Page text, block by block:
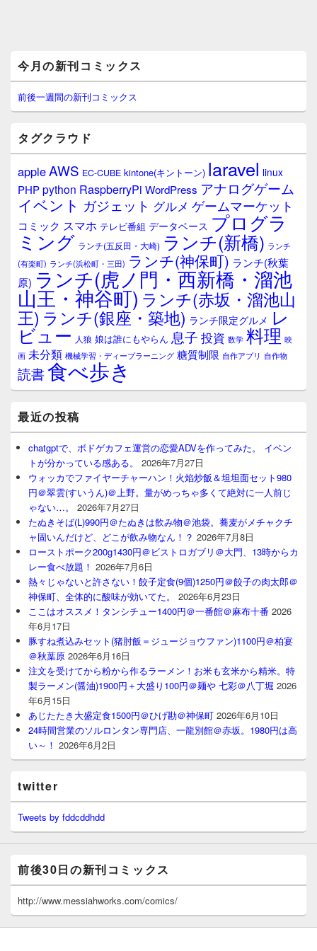
イ
ン
サ
イ
ウ
ィ
ジ
ェ
ア
今月の新刊コミックス
前後一週間の新刊コミックス
タグクラウド
appleAWS EC-CUBE kintone(キントーン) laravel linux
PHPpython RaspberryPi WordPress アナログゲーム
イベント ガジェット グルメ ゲームマーケット
コミック スマホ テレビ番組 データベース プログラ
ミング ランチ(五反田・大崎) ランチ(新橋) ランチ
(有楽町) ランチ(浜松町・三田) ランチ(神保町) ランチ(秋葉
原) ランチ(虎ノ門・西新橋・溜池
山王・神谷町) ランチ(赤坂・溜池山
王) ランチ(銀座・築地) ランチ限定グルメ レ
ビュー 人狼 娘は誰にもやらん 息子 投資 数学 料理 映
画 未分類 機械学習・ディープラーニング 糖質制限 自作アプリ 自作物
読書食べ歩き
最近の投稿
chatgptで、ボドゲカフェ運営の恋愛ADVを作ってみた。 イベン
トが分かっている感ある。
2026年7月27日
ウォッカでファイヤーチャーハン！火焰炒飯＆坦坦面セット980
円＠翠雲(すいうん)＠上野。量がめっちゃ多くて絶対に一人前じ
ゃない…。
2026年7月27日
たぬきそば(L)990円＠たぬきは飲み物＠池袋。蕎麦がメチャクチ
ャ固いんだけど、どこが飲み物なん！？ 2026年7月8日
ローストポーク200g1430円＠ビストロガブリ＠大門、13時からカ
レー食べ放題！ 2026年7月6日
熱々じゃないと許さない！餃子定食(9個)1250円＠餃子の肉太郎＠
神保町、全体的に酸味が効いてた。
2026年6月23日
ここはオススメ！タンシチュー1400円＠一番館＠麻布十番 2026
年6月17日
豚すね煮込みセット(猪肘飯＝ジュージョウファン)1100円＠柏宴
＠秋葉原 2026年6月16日
注文を受けてから粉から作るラーメン！お米も玄米から精米。特
製ラーメン(醤油)1900円＋大盛り100円＠麺や 七彩＠八丁堀 2026
年6月15日
あじたたき大盛定食1500円＠ひげ勘＠神保町 2026年6月10日
24時間営業のソルロンタン専門店、一龍別館＠赤坂。1980円は高
い～！ 2026年6月2日
twitter
Tweets by fddcddhdd
前後30日の新刊コミックス
http://www.messiahworks.com/comics/